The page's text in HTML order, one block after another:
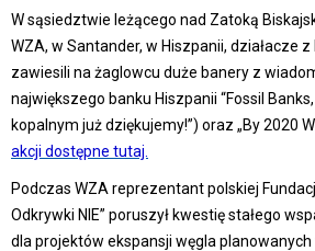
W sąsiedztwie leżącego nad Zatoką
WZA, w Santander, w Hiszpanii, działacze
zawiesili na żaglowcu duże banery z
największego banku Hiszpanii “Fossil
kopalnym już dziękujemy!”) oraz „By 2020
akcji dostępne tutaj.
Podczas WZA reprezentant polskiej
Odkrywki NIE” poruszył kwestię stałego
dla projektów ekspansji węgla planowanych